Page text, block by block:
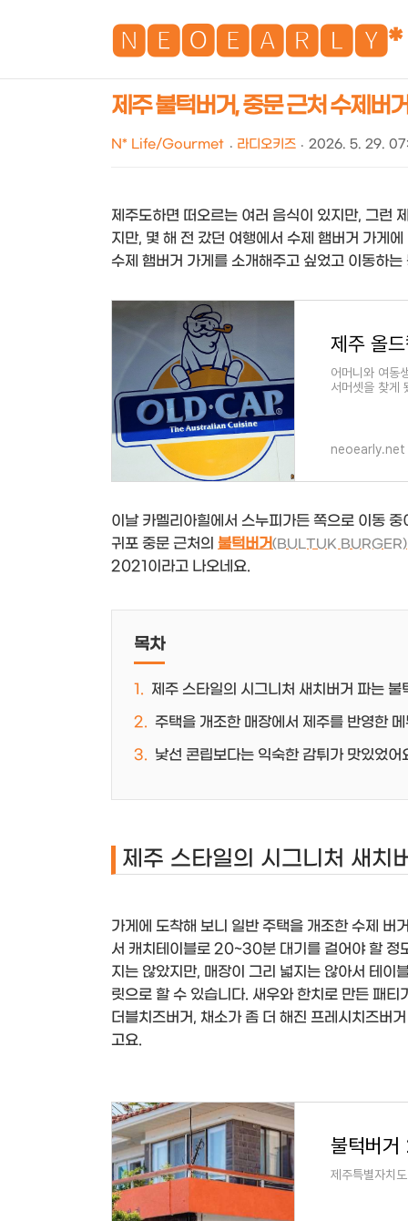
🅽🅴🅾🅴🅰🆁🅻🆈*
제주 불턱버거, 중문 근처 수제버
N* Life/Gourmet 라디오키즈 2026. 5. 29.
제주도하면 떠오르는 여러 음식이 있지만, 그런
지만, 몇 해 전 갔던 여행에서 수제 햄버거 가게
수제 햄버거 가게를 소개해주고 싶었고 이동하
어머니와 여동
서머셋을 찾게
neoearly.net
이날 카멜리아힐에서 스누피가든 쪽으로 이동
귀포 중문 근처의 불턱버거(BULTUK BURGER)
2021이라고 나오네요.
목차
제주 스타일의 시그니처 새치버거 파는 불
주택을 개조한 매장에서 제주를 반영한
낯선 콘립보다는 익숙한 감튀가 맛있었어
제주 스타일의 시그니처 새치
가게에 도착해 보니 일반 주택을 개조한 수제 버
서 캐치테이블로 20~30분 대기를 걸어야 할 정
지는 않았지만, 매장이 그리 넓지는 않아서 테이
릿으로 할 수 있습니다. 새우와 한치로 만든 패
더블치즈버거, 채소가 좀 더 해진 프레시치즈버
고요.
불턱버
제주특별자치